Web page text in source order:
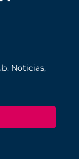
Noticias,